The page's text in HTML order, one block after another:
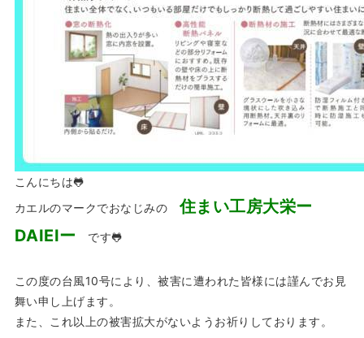
こんにちは🐸
カエルのマークでおなじみの住まい工房大栄ー
DAIEIー
です🐸
この度の台風10号により、被害に遭われた皆様には謹んでお見
舞い申し上げます。
また、これ以上の被害拡大がないようお祈りしております。